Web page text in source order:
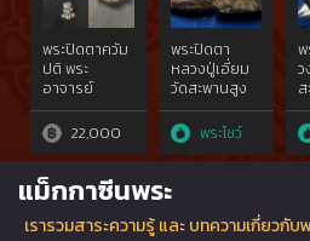
พระปิดตาควัม
ปติ พระ
อาจารย์
อดิเรก วัด
หนองทราย
22,000
พระปิดตา
หลวงปู่เอี่ยม
วัดสะพานสูง
ยุคต้น
พ.ศ.๒๔๑๐เนื้อ
ผงคลุกรักชัน
ยาเรือ พิมพ์
พนมมือหน้า
เดียว{rare
show}รักกว่า
พระโชว์
พ
ว
เ
ว่
ก
แม็กกาซีนพระ
เรารวมสาระความรู้ และ บทความเกี่ยวกับ